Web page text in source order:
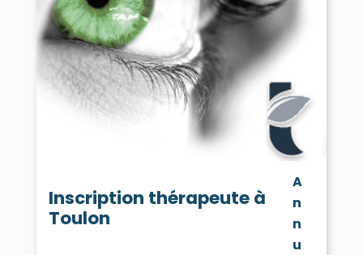
Inscription thérapeute à
Toulon
A
n
n
u